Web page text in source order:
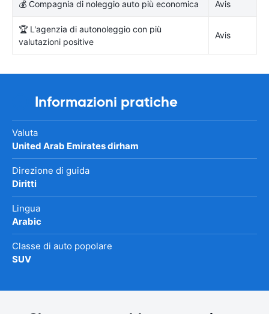
💰 Compagnia di noleggio auto più economica Avis
🏆 L'agenzia di autonoleggio con più
valutazioni positive
Avis
Informazioni pratiche
Valuta
United Arab Emirates dirham
Direzione di guida
Diritti
Lingua
Arabic
Classe di auto popolare
SUV